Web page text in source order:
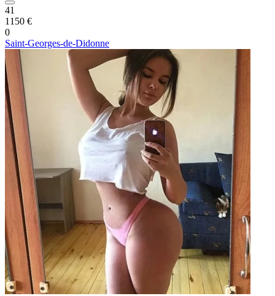
41
1150 €
0
Saint-Georges-de-Didonne